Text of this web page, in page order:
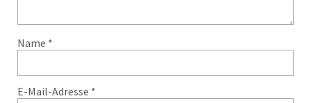
Name *
E-Mail-Adresse *